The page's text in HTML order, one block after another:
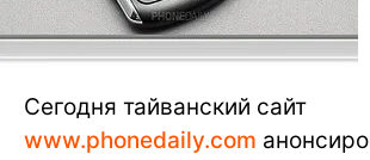
Сегодня тайванский сайт
www.phonedaily.com